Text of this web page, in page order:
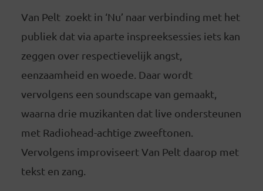
Van Pelt zoekt in ‘Nu’ naar verbinding met het
publiek dat via aparte inspreeksessies iets kan
zeggen over respectievelijk angst,
eenzaamheid en woede. Daar wordt
vervolgens een soundscape van gemaakt,
waarna drie muzikanten dat live ondersteunen
met Radiohead-achtige zweeftonen.
Vervolgens improviseert Van Pelt daarop met
tekst en zang.